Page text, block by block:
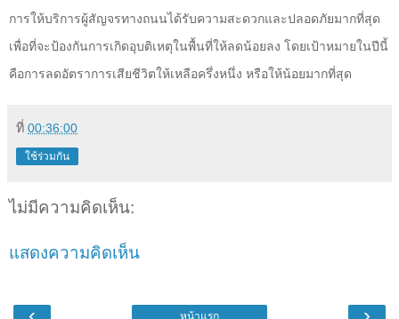
การให้บริการผู้สัญจรทางถนนได้รับความสะดวกและปลอดภัยมากที่สุด
เพื่อที่จะป้องกันการเกิดอุบติเหตุในพื้นที่ให้ลดน้อยลง โดยเป้าหมายในปีนี้
คือการลดอัตราการเสียชีวิตให้เหลือครึ่งหนึ่ง หรือให้น้อยมากที่สุด
ที่ 00:36:00
ใช้ร่วมกัน
ไม่มีความคิดเห็น:
แสดงความคิดเห็น
หน้าแรก